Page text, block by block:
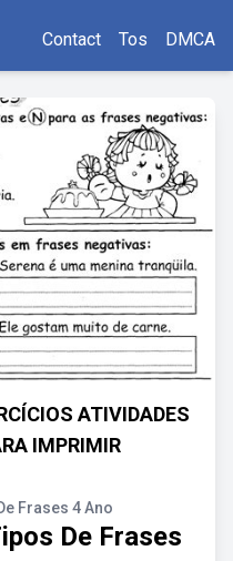
Contact Tos DMCA
ATIVIDADES
IMPRIMIR
Frases 4 Ano
De Frases